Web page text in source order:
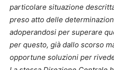
particolare situazione
preso atto delle
adoperandosi per superare
per questo, già dallo scorso
opportune soluzioni per